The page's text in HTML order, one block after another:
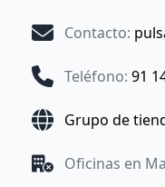
Contacto:
Teléfono: 91
Grupo de
Oficinas en